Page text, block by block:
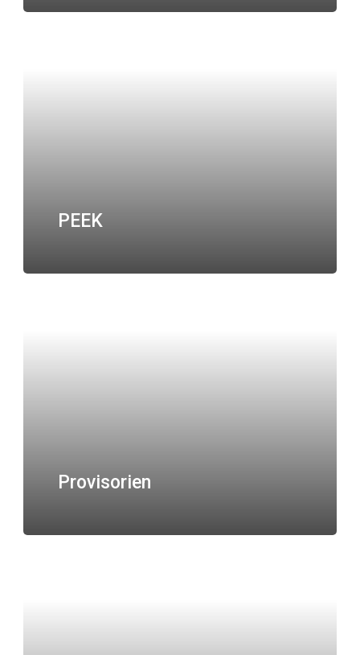
PEEK
Provisorien